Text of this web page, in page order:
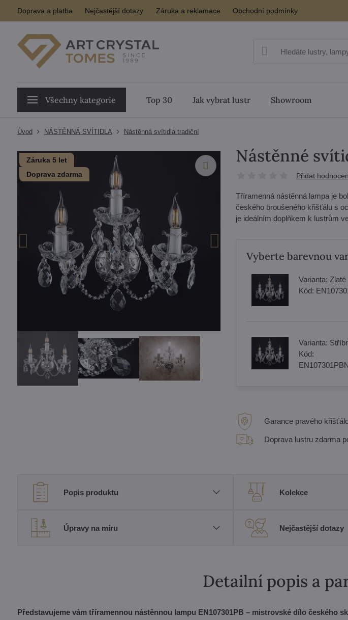
Doprava a platba Nejčastější dotazy Záruka a reklamace Obchodní podmínky
Všechny kategorie Top 30 Jak vybrat lustr Showroom
Úvod NÁSTĚNNÁ SVÍTIDLA Nástěnná svítidla tradiční
Záruka 5 let
Doprava zdarma
Nástěnné
Přidat
Tříramenná nástěnná lampa je
českého broušeného křišťálu s
je ideálním doplňkem k lustrům
Vyberte barevnou
Varianta: Zlaté
Kód:
Varianta:
Kód:
Garance pravého
Doprava lustru zdarma
Popis produktu Kolekce
Úpravy na míru Nejčastější dotazy
Detailní popis a
Představujeme vám tříramennou nástěnnou lampu EN107301PB – mistrovské dílo českého